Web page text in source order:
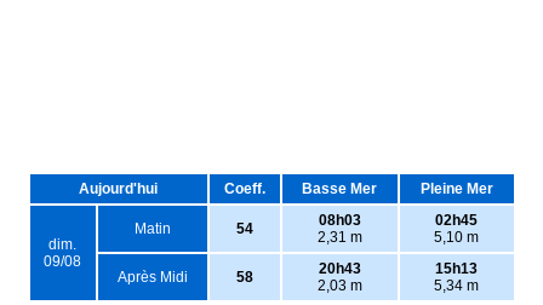
Aujourd'hui Coeff. Basse Mer Pleine Mer
dim.
09/08
Matin 54
08h03
2,31 m
02h45
5,10 m
Après Midi 58
20h43
2,03 m
15h13
5,34 m